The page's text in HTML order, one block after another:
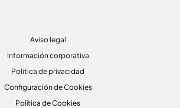
Aviso legal
Información corporativa
Politica de privacidad
Configuración de Cookies
Política de Cookies